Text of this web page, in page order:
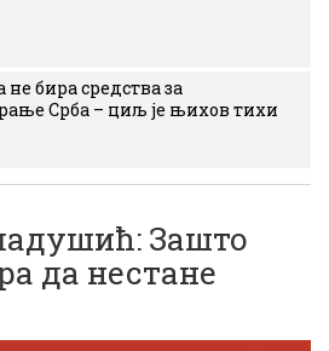
бира средства за
Срба – циљ је њихов тихи
Зашто
да нестане